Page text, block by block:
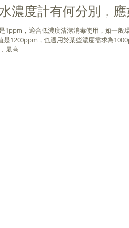
濃度計有何分別，應
1ppm，適合低濃度清潔消毒使用，如一般
1200ppm，也適用於某些濃度需求為
最高...